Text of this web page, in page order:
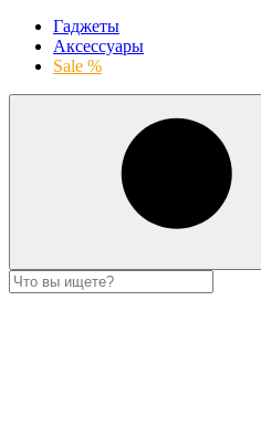
Гаджеты
Аксессуары
Sale %